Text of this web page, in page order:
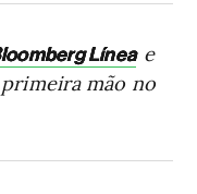
Línea e
mão no